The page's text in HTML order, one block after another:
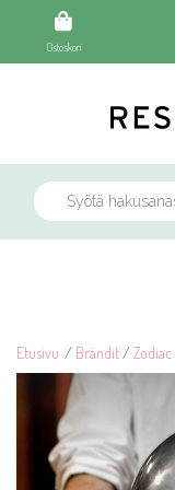
Etusivu / Brändit /Zodiac
Ostoskori